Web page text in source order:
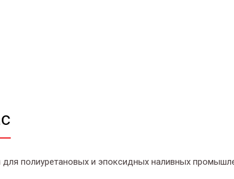
полиуретановых и эпоксидных наливных